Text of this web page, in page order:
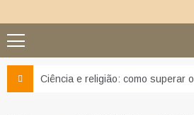
Ciência e religião: como superar